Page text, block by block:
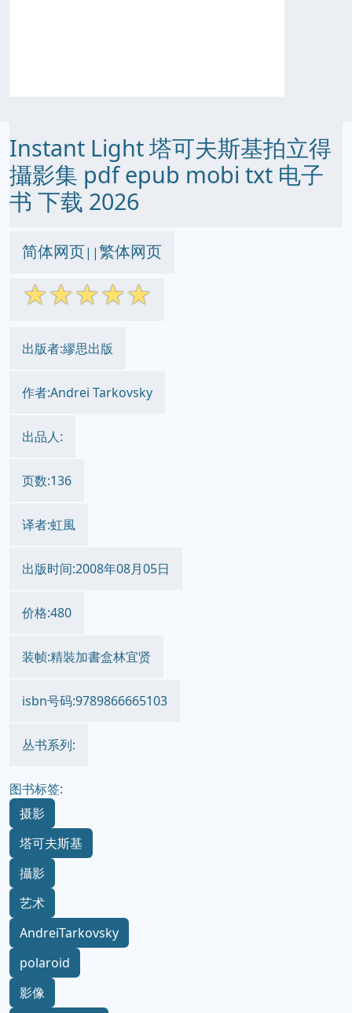
Instant Light 塔可夫斯基拍立得
攝影集 pdf epub mobi txt 电子
书 下载 2026
简体网页||繁体网页
☆☆☆☆☆
出版者:繆思出版
作者:Andrei Tarkovsky
出品人:
页数:136
译者:虹風
出版时间:2008年08月05日
价格:480
装帧:精裝加書盒林宜贤
isbn号码:9789866665103
丛书系列:
图书标签:
摄影
塔可夫斯基
攝影
艺术
AndreiTarkovsky
polaroid
影像